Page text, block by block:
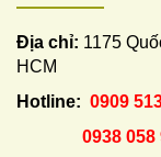
Địa chỉ: 1175
HCM
Hotline: 0909
0938 058